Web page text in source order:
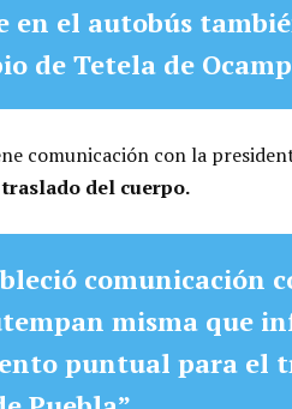
en el autobús
de Tetela de
comunicación con la
traslado del cuerpo.
comunicación
misma que
puntual para el